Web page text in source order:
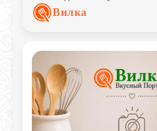
рыбы подчёркивается
лёгкой пикантностью
Вилка